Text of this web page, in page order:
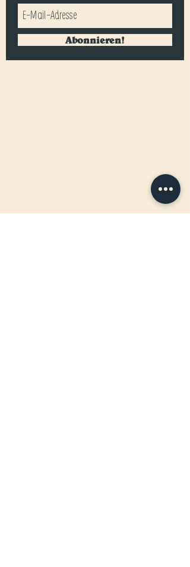
Abonnieren!